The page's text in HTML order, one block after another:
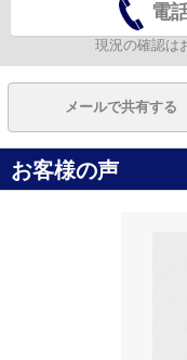
電
現況の確認は
メールで共有する
お客様の声